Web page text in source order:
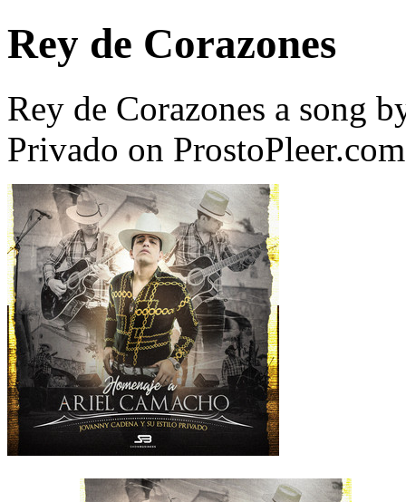
Rey de Corazones
Rey de Corazones a song
Privado on ProstoPleer.com